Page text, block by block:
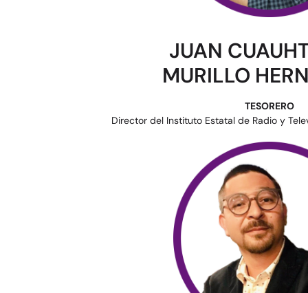
JUAN
MURILLO
TESORERO
Director del Instituto Estatal de Radio y